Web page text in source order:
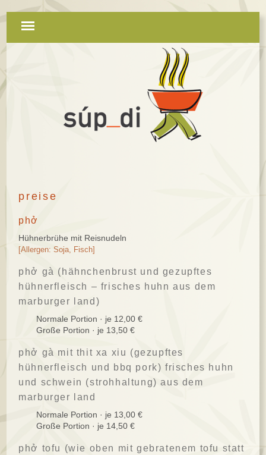
Navigation
preise
phở
Hühnerbrühe mit Reisnudeln
[Allergen: Soja, Fisch]
phở gà (hähnchenbrust und gezupftes
hühnerfleisch – frisches huhn aus dem
marburger land)
Normale Portion · je 12,00 €
Große Portion · je 13,50 €
phở gà mit thit xa xiu (gezupftes
hühnerfleisch und bbq pork) frisches huhn
und schwein (strohhaltung) aus dem
marburger land
Normale Portion · je 13,00 €
Große Portion · je 14,50 €
phở tofu (wie oben mit gebratenem tofu statt